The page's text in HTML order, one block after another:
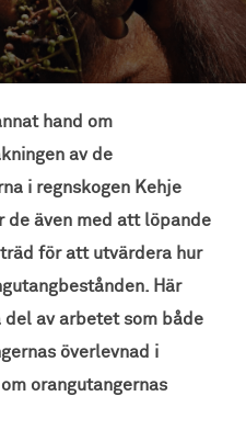
hand om
av de
i regnskogen Kehje
de även med att löpande
för att utvärdera hur
Här
av arbetet som både
överlevnad i
orangutangernas